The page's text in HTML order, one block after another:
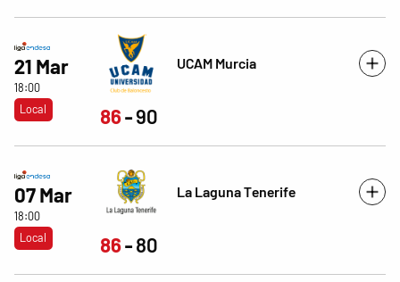
21 Mar
18:00
Local
UCAM Murcia
86 90
07 Mar
18:00
Local
La Laguna Tenerife
86 80